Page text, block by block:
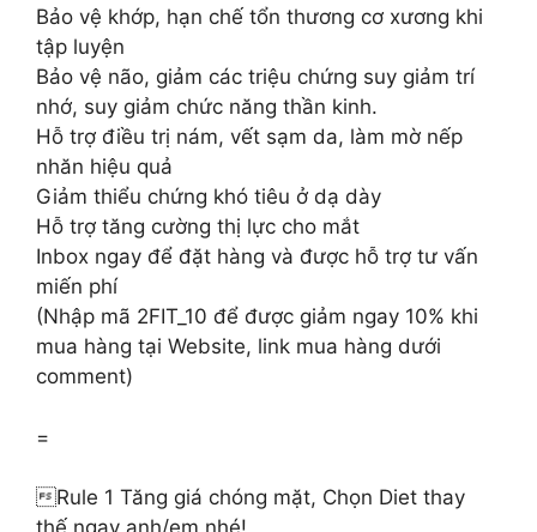
Bảo vệ khớp, hạn chế tổn thương cơ xương khi
tập luyện
Bảo vệ não, giảm các triệu chứng suy giảm trí
nhớ, suy giảm chức năng thần kinh.
Hỗ trợ điều trị nám, vết sạm da, làm mờ nếp
nhăn hiệu quả
Giảm thiểu chứng khó tiêu ở dạ dày
Hỗ trợ tăng cường thị lực cho mắt
Inbox ngay để đặt hàng và được hỗ trợ tư vấn
miến phí
(Nhập mã 2FIT_10 để được giảm ngay 10% khi
mua hàng tại Website, link mua hàng dưới
comment)
=
Rule 1 Tăng giá chóng mặt, Chọn Diet thay
thế ngay anh/em nhé!